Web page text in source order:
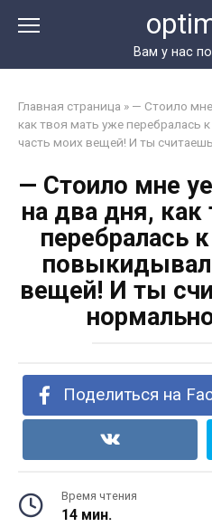
Вам у нас
Главная страница » — Стоило мне
как твоя мать уже
часть моих вещей! И ты
— Стоило мне
на два дня,
перебралась
вещей! И ты
Поделиться на
Время чтения
14 мин.